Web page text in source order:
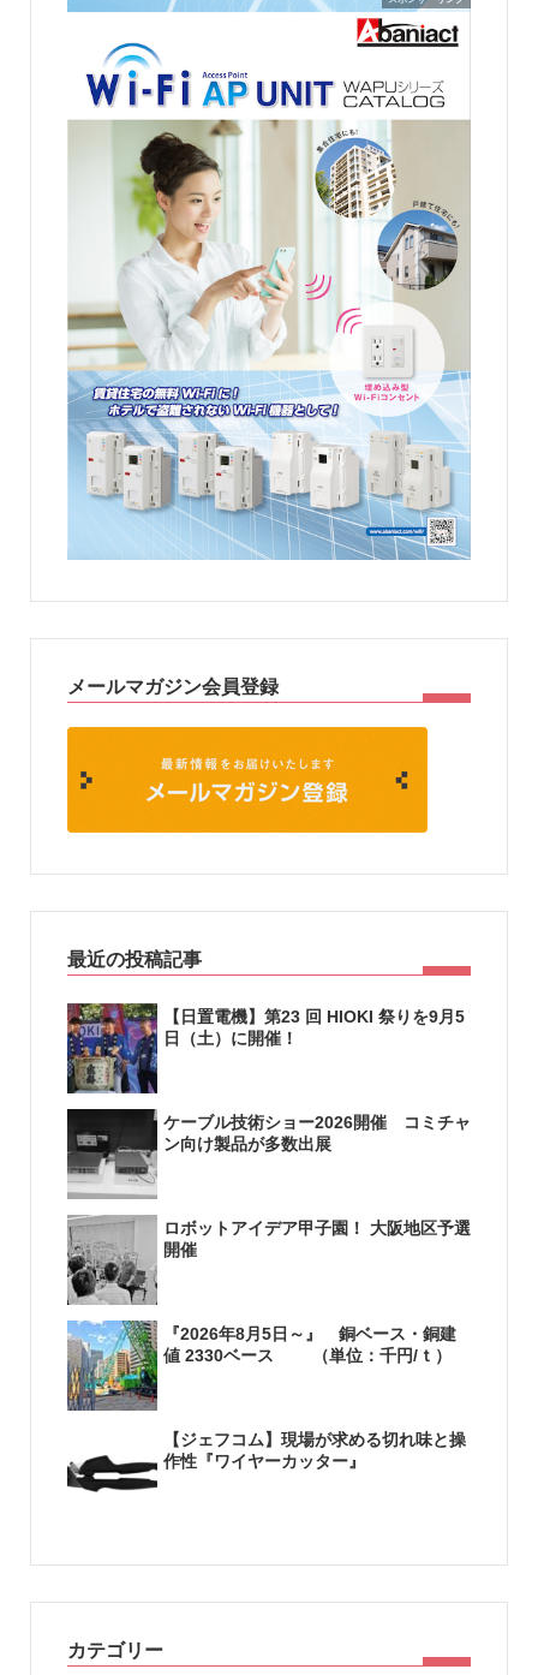
メールマガジン会員登録
最近の投稿記事
【日置電機】第23 回 HIOKI 祭りを9月5
日（土）に開催！
ケーブル技術ショー2026開催 コミチャ
ン向け製品が多数出展
ロボットアイデア甲子園！ 大阪地区予選
開催
『2026年8月5日～』 銅ベース・銅建
値 2330ベース （単位：千円/ｔ）
【ジェフコム】現場が求める切れ味と操
作性『ワイヤーカッター』
カテゴリー